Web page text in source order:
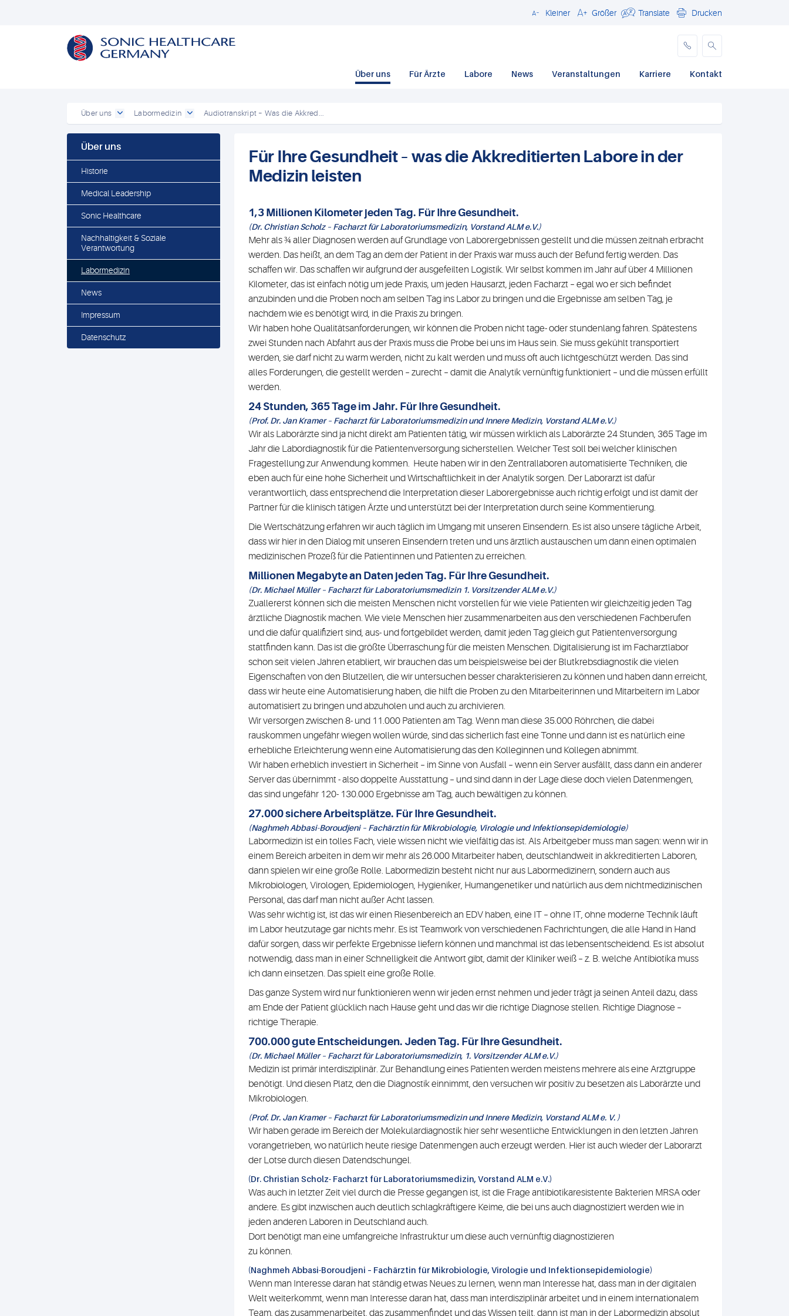
Schließen
Kleiner Größer Translate Drucken
Über uns Für Ärzte Labore News Veranstaltungen Karriere Kontakt
Über uns Labormedizin Audiotranskript – Was die Akkred...
Über uns
Historie
Medical Leadership
Sonic Healthcare
Nachhaltigkeit & Soziale
Verantwortung
Labormedizin
News
Impressum
Datenschutz
Für Ihre Gesundheit – was die Akkreditierten Labore in der
Medizin leisten
1,3 Millionen Kilometer jeden Tag. Für Ihre Gesundheit.
(Dr. Christian Scholz – Facharzt für Laboratoriumsmedizin, Vorstand ALM e.V.)
Mehr als ¾ aller Diagnosen werden auf Grundlage von Laborergebnissen gestellt und die müssen zeitnah erbracht
werden. Das heißt, an dem Tag an dem der Patient in der Praxis war muss auch der Befund fertig werden. Das
schaffen wir. Das schaffen wir aufgrund der ausgefeilten Logistik. Wir selbst kommen im Jahr auf über 4 Millionen
Kilometer, das ist einfach nötig um jede Praxis, um jeden Hausarzt, jeden Facharzt – egal wo er sich befindet
anzubinden und die Proben noch am selben Tag ins Labor zu bringen und die Ergebnisse am selben Tag, je
nachdem wie es benötigt wird, in die Praxis zu bringen.
Wir haben hohe Qualitätsanforderungen, wir können die Proben nicht tage- oder stundenlang fahren. Spätestens
zwei Stunden nach Abfahrt aus der Praxis muss die Probe bei uns im Haus sein. Sie muss gekühlt transportiert
werden, sie darf nicht zu warm werden, nicht zu kalt werden und muss oft auch lichtgeschützt werden. Das sind
alles Forderungen, die gestellt werden – zurecht – damit die Analytik vernünftig funktioniert – und die müssen erfüllt
werden.
24 Stunden, 365 Tage im Jahr. Für Ihre Gesundheit.
(Prof. Dr. Jan Kramer – Facharzt für Laboratoriumsmedizin und Innere Medizin, Vorstand ALM e.V.)
Wir als Laborärzte sind ja nicht direkt am Patienten tätig, wir müssen wirklich als Laborärzte 24 Stunden, 365 Tage im
Jahr die Labordiagnostik für die Patientenversorgung sicherstellen. Welcher Test soll bei welcher klinischen
Fragestellung zur Anwendung kommen. Heute haben wir in den Zentrallaboren automatisierte Techniken, die
eben auch für eine hohe Sicherheit und Wirtschaftlichkeit in der Analytik sorgen. Der Laborarzt ist dafür
verantwortlich, dass entsprechend die Interpretation dieser Laborergebnisse auch richtig erfolgt und ist damit der
Partner für die klinisch tätigen Ärzte und unterstützt bei der Interpretation durch seine Kommentierung.
Die Wertschätzung erfahren wir auch täglich im Umgang mit unseren Einsendern. Es ist also unsere tägliche Arbeit,
dass wir hier in den Dialog mit unseren Einsendern treten und uns ärztlich austauschen um dann einen optimalen
medizinischen Prozeß für die Patientinnen und Patienten zu erreichen.
Millionen Megabyte an Daten jeden Tag. Für Ihre Gesundheit.
(Dr. Michael Müller – Facharzt für Laboratoriumsmedizin 1. Vorsitzender ALM e.V.)
Zuallererst können sich die meisten Menschen nicht vorstellen für wie viele Patienten wir gleichzeitig jeden Tag
ärztliche Diagnostik machen. Wie viele Menschen hier zusammenarbeiten aus den verschiedenen Fachberufen
und die dafür qualifiziert sind, aus- und fortgebildet werden, damit jeden Tag gleich gut Patientenversorgung
stattfinden kann. Das ist die größte Überraschung für die meisten Menschen. Digitalisierung ist im Facharztlabor
schon seit vielen Jahren etabliert, wir brauchen das um beispielsweise bei der Blutkrebsdiagnostik die vielen
Eigenschaften von den Blutzellen, die wir untersuchen besser charakterisieren zu können und haben dann erreicht,
dass wir heute eine Automatisierung haben, die hilft die Proben zu den Mitarbeiterinnen und Mitarbeitern im Labor
automatisiert zu bringen und abzuholen und auch zu archivieren.
Wir versorgen zwischen 8- und 11.000 Patienten am Tag. Wenn man diese 35.000 Röhrchen, die dabei
rauskommen ungefähr wiegen wollen würde, sind das sicherlich fast eine Tonne und dann ist es natürlich eine
erhebliche Erleichterung wenn eine Automatisierung das den Kolleginnen und Kollegen abnimmt.
Wir haben erheblich investiert in Sicherheit – im Sinne von Ausfall – wenn ein Server ausfällt, dass dann ein anderer
Server das übernimmt - also doppelte Ausstattung – und sind dann in der Lage diese doch vielen Datenmengen,
das sind ungefähr 120- 130.000 Ergebnisse am Tag, auch bewältigen zu können.
27.000 sichere Arbeitsplätze. Für Ihre Gesundheit.
(Naghmeh Abbasi-Boroudjeni – Fachärztin für Mikrobiologie, Virologie und Infektionsepidemiologie)
Labormedizin ist ein tolles Fach, viele wissen nicht wie vielfältig das ist. Als Arbeitgeber muss man sagen: wenn wir in
einem Bereich arbeiten in dem wir mehr als 26.000 Mitarbeiter haben, deutschlandweit in akkreditierten Laboren,
dann spielen wir eine große Rolle. Labormedizin besteht nicht nur aus Labormedizinern, sondern auch aus
Mikrobiologen, Virologen, Epidemiologen, Hygieniker, Humangenetiker und natürlich aus dem nichtmedizinischen
Personal, das darf man nicht außer Acht lassen.
Was sehr wichtig ist, ist das wir einen Riesenbereich an EDV haben, eine IT – ohne IT, ohne moderne Technik läuft
im Labor heutzutage gar nichts mehr. Es ist Teamwork von verschiedenen Fachrichtungen, die alle Hand in Hand
dafür sorgen, dass wir perfekte Ergebnisse liefern können und manchmal ist das lebensentscheidend. Es ist absolut
notwendig, dass man in einer Schnelligkeit die Antwort gibt, damit der Kliniker weiß – z. B. welche Antibiotika muss
ich dann einsetzen. Das spielt eine große Rolle.
Das ganze System wird nur funktionieren wenn wir jeden ernst nehmen und jeder trägt ja seinen Anteil dazu, dass
am Ende der Patient glücklich nach Hause geht und das wir die richtige Diagnose stellen. Richtige Diagnose –
richtige Therapie.
700.000 gute Entscheidungen. Jeden Tag. Für Ihre Gesundheit.
(Dr. Michael Müller – Facharzt für Laboratoriumsmedizin, 1. Vorsitzender ALM e.V.)
Medizin ist primär interdisziplinär. Zur Behandlung eines Patienten werden meistens mehrere als eine Arztgruppe
benötigt. Und diesen Platz, den die Diagnostik einnimmt, den versuchen wir positiv zu besetzen als Laborärzte und
Mikrobiologen.
(Prof. Dr. Jan Kramer – Facharzt für Laboratoriumsmedizin und Innere Medizin, Vorstand ALM e. V. )
Wir haben gerade im Bereich der Molekulardiagnostik hier sehr wesentliche Entwicklungen in den letzten Jahren
vorangetrieben, wo natürlich heute riesige Datenmengen auch erzeugt werden. Hier ist auch wieder der Laborarzt
der Lotse durch diesen Datendschungel.
(Dr. Christian Scholz- Facharzt für Laboratoriumsmedizin, Vorstand ALM e.V.)
Was auch in letzter Zeit viel durch die Presse gegangen ist, ist die Frage antibiotikaresistente Bakterien MRSA oder
andere. Es gibt inzwischen auch deutlich schlagkräftigere Keime, die bei uns auch diagnostiziert werden wie in
jeden anderen Laboren in Deutschland auch.
Dort benötigt man eine umfangreiche Infrastruktur um diese auch vernünftig diagnostizieren
zu können.
(Naghmeh Abbasi-Boroudjeni – Fachärztin für Mikrobiologie, Virologie und Infektionsepidemiologie)
Wenn man Interesse daran hat ständig etwas Neues zu lernen, wenn man Interesse hat, dass man in der digitalen
Welt weiterkommt, wenn man Interesse daran hat, dass man interdisziplinär arbeitet und in einem internationalem
Team, das zusammenarbeitet, das zusammenfindet und das Wissen teilt, dann ist man in der Labormedizin absolut